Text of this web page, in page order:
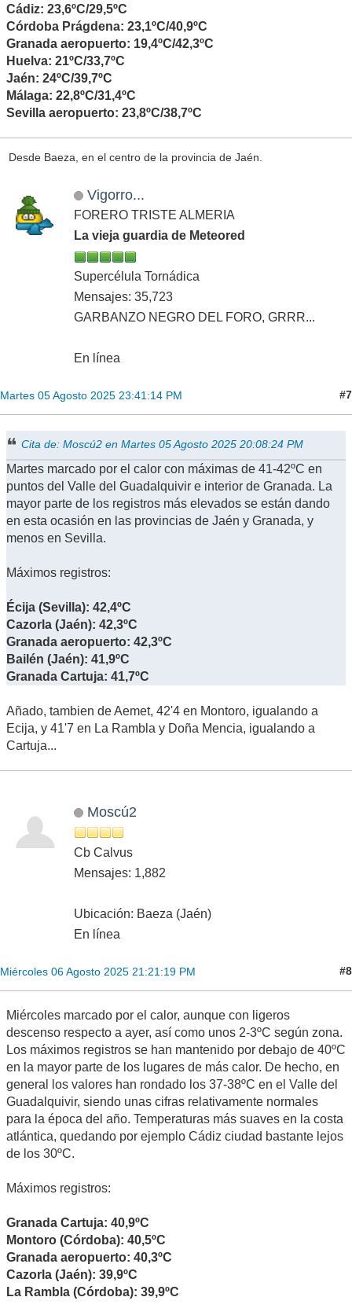
Cádiz: 23,6ºC/29,5ºC
Córdoba Prágdena: 23,1ºC/40,9ºC
Granada aeropuerto: 19,4ºC/42,3ºC
Huelva: 21ºC/33,7ºC
Jaén: 24ºC/39,7ºC
Málaga: 22,8ºC/31,4ºC
Sevilla aeropuerto: 23,8ºC/38,7ºC
Desde Baeza, en el centro de la provincia de Jaén.
Vigorro...
FORERO TRISTE ALMERIA
La vieja guardia de Meteored
Supercélula Tornádica
Mensajes: 35,723
GARBANZO NEGRO DEL FORO, GRRR...
En línea
Martes 05 Agosto 2025 23:41:14 PM #7
Cita de: Moscú2 en Martes 05 Agosto 2025 20:08:24 PM
Martes marcado por el calor con máximas de 41-42ºC en
puntos del Valle del Guadalquivir e interior de Granada. La
mayor parte de los registros más elevados se están dando
en esta ocasión en las provincias de Jaén y Granada, y
menos en Sevilla.
Máximos registros:
Écija (Sevilla): 42,4ºC
Cazorla (Jaén): 42,3ºC
Granada aeropuerto: 42,3ºC
Bailén (Jaén): 41,9ºC
Granada Cartuja: 41,7ºC
Añado, tambien de Aemet, 42'4 en Montoro, igualando a
Ecija, y 41'7 en La Rambla y Doña Mencia, igualando a
Cartuja...
Moscú2
Cb Calvus
Mensajes: 1,882
Ubicación: Baeza (Jaén)
En línea
Miércoles 06 Agosto 2025 21:21:19 PM #8
Miércoles marcado por el calor, aunque con ligeros
descenso respecto a ayer, así como unos 2-3ºC según zona.
Los máximos registros se han mantenido por debajo de 40ºC
en la mayor parte de los lugares de más calor. De hecho, en
general los valores han rondado los 37-38ºC en el Valle del
Guadalquivir, siendo unas cifras relativamente normales
para la época del año. Temperaturas más suaves en la costa
atlántica, quedando por ejemplo Cádiz ciudad bastante lejos
de los 30ºC.
Máximos registros:
Granada Cartuja: 40,9ºC
Montoro (Córdoba): 40,5ºC
Granada aeropuerto: 40,3ºC
Cazorla (Jaén): 39,9ºC
La Rambla (Córdoba): 39,9ºC